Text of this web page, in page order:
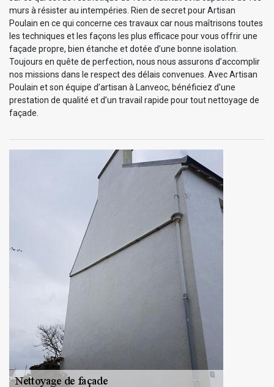
murs à résister au intempéries. Rien de secret pour Artisan
Poulain en ce qui concerne ces travaux car nous maîtrisons toutes
les techniques et les façons les plus efficace pour vous offrir une
façade propre, bien étanche et dotée d’une bonne isolation.
Toujours en quête de perfection, nous nous assurons d’accomplir
nos missions dans le respect des délais convenues. Avec Artisan
Poulain et son équipe d’artisan à Lanveoc, bénéficiez d’une
prestation de qualité et d’un travail rapide pour tout nettoyage de
façade.